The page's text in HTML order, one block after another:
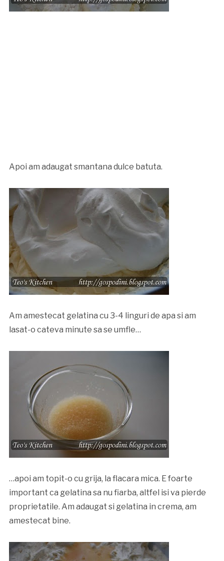
Apoi am adaugat smantana dulce batuta.
Am amestecat gelatina cu 3-4 linguri de apa si am
lasat-o cateva minute sa se umfle…
…apoi am topit-o cu grija, la flacara mica. E foarte
important ca gelatina sa nu fiarba, altfel isi va pierde
proprietatile. Am adaugat si gelatina in crema, am
amestecat bine.